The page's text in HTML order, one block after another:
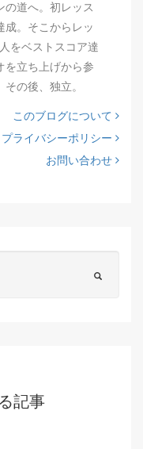
へ。初レッス
成。そこからレッ
をベストスコア達
を立ち上げから参
の後、独立。
このブログについて
プライバシーポリシー
お問い合わせ
記事